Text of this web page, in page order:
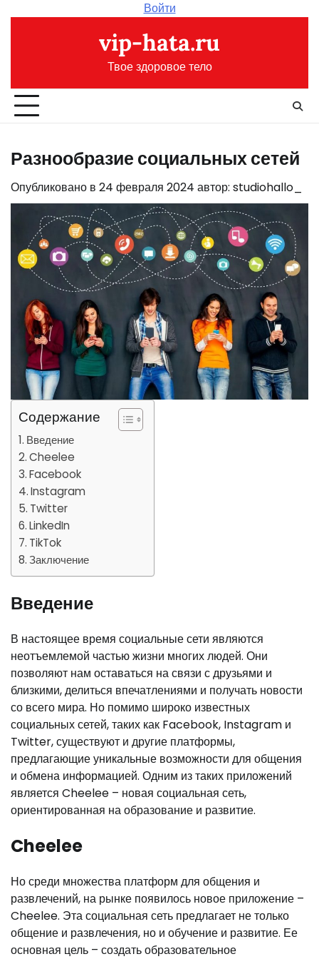
Войти
vip-hata.ru
Твое здоровое тело
Разнообразие социальных сетей
Опубликовано в 24 февраля 2024 автор: studiohallo_
Содержание
Введение
Cheelee
Facebook
Instagram
Twitter
LinkedIn
TikTok
Заключение
Введение
В настоящее время социальные сети являются
неотъемлемой частью жизни многих людей. Они
позволяют нам оставаться на связи с друзьями и
близкими, делиться впечатлениями и получать новости
со всего мира. Но помимо широко известных
социальных сетей, таких как Facebook, Instagram и
Twitter, существуют и другие платформы,
предлагающие уникальные возможности для общения
и обмена информацией. Одним из таких приложений
является Cheelee – новая социальная сеть,
ориентированная на образование и развитие.
Cheelee
Но среди множества платформ для общения и
развлечений, на рынке появилось новое приложение –
Cheelee. Эта социальная сеть предлагает не только
общение и развлечения, но и обучение и развитие. Ее
основная цель – создать образовательное